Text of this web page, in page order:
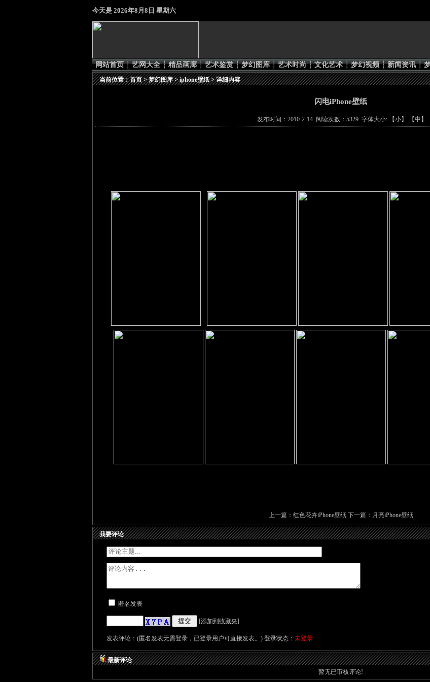
今天是 2026年8月8日 星期六
网站首页 ┆ 艺网大全 ┆ 精品画廊 ┆ 艺术鉴赏 ┆ 梦幻图库 ┆ 艺术时尚 ┆ 文化艺术 ┆ 梦幻视频 ┆ 新闻资讯 ┆
当前位置：首页>梦幻图库>iphone壁纸> 详细内容
闪电iPhone壁纸
发布时间：2010-2-14 阅读次数：5329 字体大小: 【小】 【中 】
上一篇： 红色花卉iPhone壁纸下一篇： 月亮iPhone壁纸
我要评论
匿名发表
[添加到收藏夹]
发表评论：(匿名发表无需登录，已登录用户可直接发表。) 登录状态： 未登录
最新评论
暂无已审核评论!